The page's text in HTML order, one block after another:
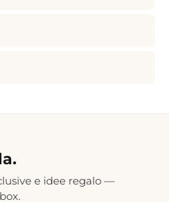
e idee regalo —